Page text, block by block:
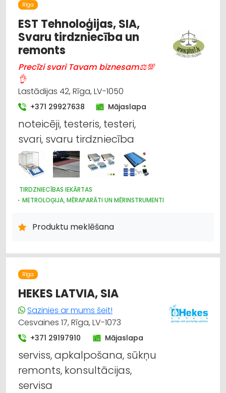
Rīga
EST Tehnoloģijas, SIA,
Svaru tirdzniecība un
remonts
Precīzi svari Tavam biznesam⚖💯
👌
Lastādijas 42, Rīga, LV-1050
+371 29927638 Mājaslapa
noteicēji, testeris, testeri,
svari, svaru tirdzniecība
TIRDZNIECĪBAS IEKĀRTAS
METROLOĢIJA, MĒRAPARĀTI UN MĒRINSTRUMENTI
IEKRAUŠANAS UN IZKRAUŠANAS TEHNIKA
INTERNETVEIKALI, E-KOMERCIJA
LAUKSAIMNIECĪBAS PAKALPOJUMI
TIRDZNIECĪBA
LAUKSAIMNIECĪBAS TEHNIKAS UN TRAKTORTEHNIKAS REZERVES
DAĻAS
LAUKSAIMNIECĪBAS TEHNIKAS UN TRAKTORTEHNIKAS
LABOŠANA, REMONTS
KOKAPSTRĀDE
SADZĪVES TEHNIKAS TIRDZNIECĪBA
SADZĪVES TEHNIKAS VAIRUMTIRDZNIECĪBA
MEDICĪNAS TEHNIKA, INSTRUMENTI, PRECES UN PIEDERUMI
Produktu meklēšana
Rīga
HEKES LATVIA, SIA
Sazinies ar mums šeit!
Cesvaines 17, Rīga, LV-1073
+371 29197910 Mājaslapa
serviss, apkalpošana, sūkņu
remonts, konsultācijas,
servisa